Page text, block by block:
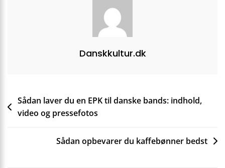
Danskkultur.dk
Indlægsnavigation
Sådan laver du en EPK til danske bands: indhold,
video og pressefotos
Sådan opbevarer du kaffebønner bedst